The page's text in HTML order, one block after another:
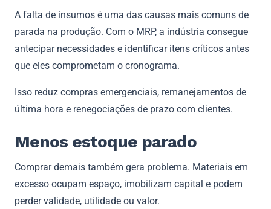
A falta de insumos é uma das causas mais comuns de
parada na produção. Com o MRP, a indústria consegue
antecipar necessidades e identificar itens críticos antes
que eles comprometam o cronograma.
Isso reduz compras emergenciais, remanejamentos de
última hora e renegociações de prazo com clientes.
Menos estoque parado
Comprar demais também gera problema. Materiais em
excesso ocupam espaço, imobilizam capital e podem
perder validade, utilidade ou valor.